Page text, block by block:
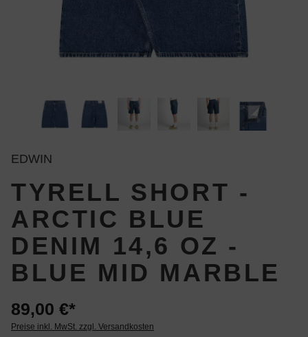
EDWIN
TYRELL SHORT -
ARCTIC BLUE
DENIM 14,6 OZ -
BLUE MID MARBLE
89,00 €*
Preise inkl. MwSt. zzgl. Versandkosten